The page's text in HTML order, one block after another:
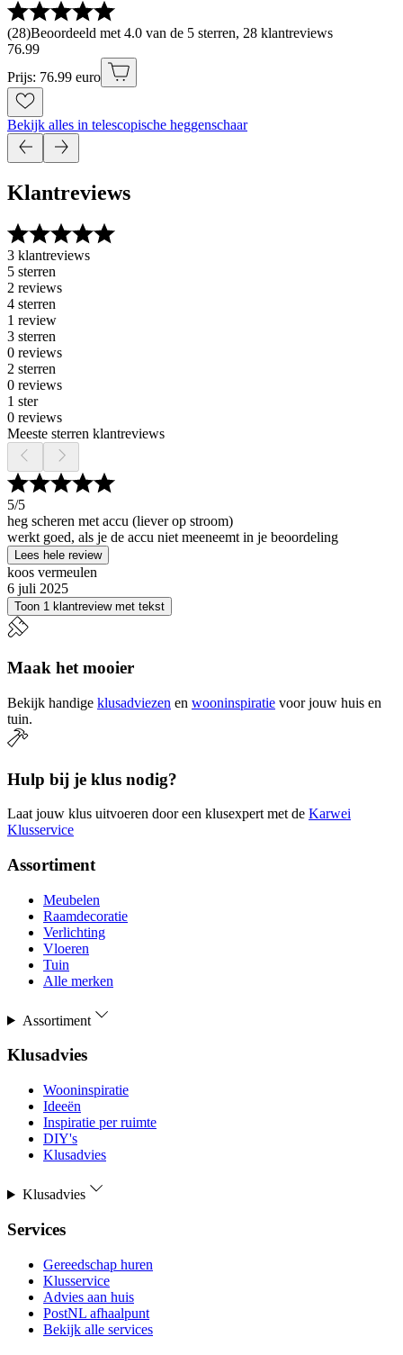
(28)Beoordeeld met 4.0 van de 5 sterren, 28 klantreviews
76.99
Prijs: 76.99 euro
Bekijk alles in telescopische heggenschaar
Klantreviews
3 klantreviews
5 sterren
2 reviews
4 sterren
1 review
3 sterren
0 reviews
2 sterren
0 reviews
1 ster
0 reviews
Meeste sterren klantreviews
5/5
heg scheren met accu (liever op stroom)
werkt goed, als je de accu niet meeneemt in je beoordeling
Lees hele review
koos vermeulen
6 juli 2025
Toon 1 klantreview met tekst
Maak het mooier
Bekijk handige klusadviezen en wooninspiratie voor jouw huis en
tuin.
Hulp bij je klus nodig?
Laat jouw klus uitvoeren door een klusexpert met de Karwei
Klusservice
Assortiment
Meubelen
Raamdecoratie
Verlichting
Vloeren
Tuin
Alle merken
Assortiment
Klusadvies
Wooninspiratie
Ideeën
Inspiratie per ruimte
DIY's
Klusadvies
Klusadvies
Services
Gereedschap huren
Klusservice
Advies aan huis
PostNL afhaalpunt
Bekijk alle services